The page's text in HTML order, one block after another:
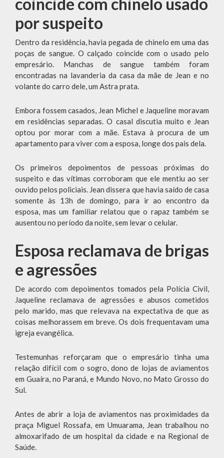
por suspeito
Dentro da residência, havia pegada de chinelo em uma das
poças de sangue. O calçado coincide com o usado pelo
empresário. Manchas de sangue também foram
encontradas na lavanderia da casa da mãe de Jean e no
volante do carro dele, um Astra prata.
Embora fossem casados, Jean Michel e Jaqueline moravam
em residências separadas. O casal discutia muito e Jean
optou por morar com a mãe. Estava à procura de um
apartamento para viver com a esposa, longe dos pais dela.
Os primeiros depoimentos de pessoas próximas do
suspeito e das vítimas corroboram que ele mentiu ao ser
ouvido pelos policiais. Jean dissera que havia saído de casa
somente às 13h de domingo, para ir ao encontro da
esposa, mas um familiar relatou que o rapaz também se
ausentou no período da noite, sem levar o celular.
Esposa reclamava de brigas
e agressões
De acordo com depoimentos tomados pela Polícia Civil,
Jaqueline reclamava de agressões e abusos cometidos
pelo marido, mas que relevava na expectativa de que as
coisas melhorassem em breve. Os dois frequentavam uma
igreja evangélica.
Testemunhas reforçaram que o empresário tinha uma
relação difícil com o sogro, dono de lojas de aviamentos
em Guaíra, no Paraná, e Mundo Novo, no Mato Grosso do
Sul.
Antes de abrir a loja de aviamentos nas proximidades da
praça Miguel Rossafa, em Umuarama, Jean trabalhou no
almoxarifado de um hospital da cidade e na Regional de
Saúde.